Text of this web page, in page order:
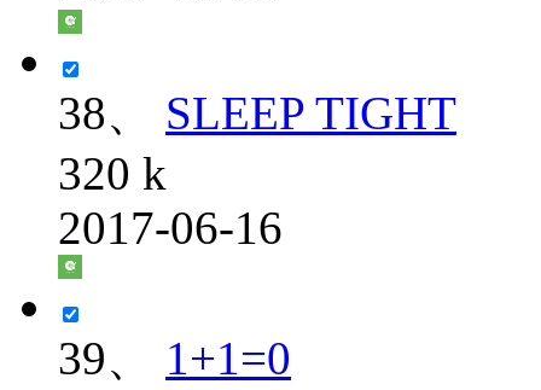
38、
SLEEP TIGHT
320 k
2017-06-16
39、
1+1=0